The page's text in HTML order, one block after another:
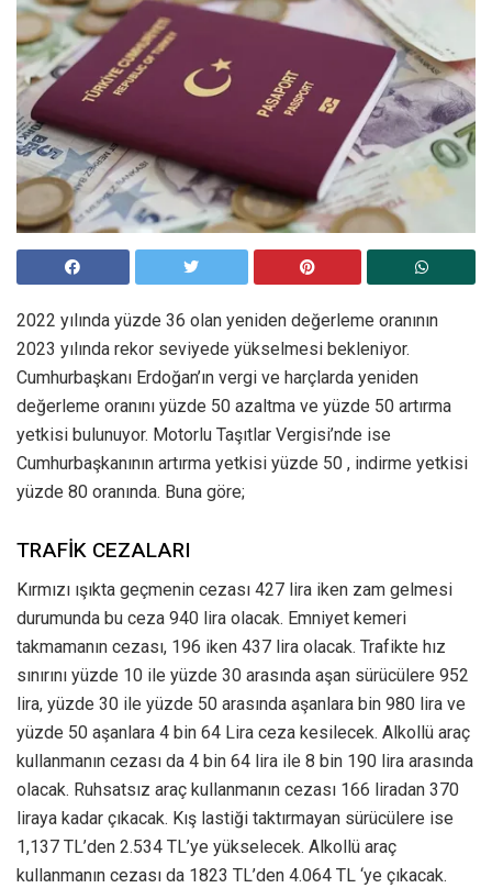
2022 yılında yüzde 36 olan yeniden değerleme oranının
2023 yılında rekor seviyede yükselmesi bekleniyor.
Cumhurbaşkanı Erdoğan’ın vergi ve harçlarda yeniden
değerleme oranını yüzde 50 azaltma ve yüzde 50 artırma
yetkisi bulunuyor. Motorlu Taşıtlar Vergisi’nde ise
Cumhurbaşkanının artırma yetkisi yüzde 50 , indirme yetkisi
yüzde 80 oranında. Buna göre;
TRAFİK CEZALARI
Kırmızı ışıkta geçmenin cezası 427 lira iken zam gelmesi
durumunda bu ceza 940 lira olacak. Emniyet kemeri
takmamanın cezası, 196 iken 437 lira olacak. Trafikte hız
sınırını yüzde 10 ile yüzde 30 arasında aşan sürücülere 952
lira, yüzde 30 ile yüzde 50 arasında aşanlara bin 980 lira ve
yüzde 50 aşanlara 4 bin 64 Lira ceza kesilecek. Alkollü araç
kullanmanın cezası da 4 bin 64 lira ile 8 bin 190 lira arasında
olacak. Ruhsatsız araç kullanmanın cezası 166 liradan 370
liraya kadar çıkacak. Kış lastiği taktırmayan sürücülere ise
1,137 TL’den 2.534 TL’ye yükselecek. Alkollü araç
kullanmanın cezası da 1823 TL’den 4.064 TL ‘ye çıkacak.